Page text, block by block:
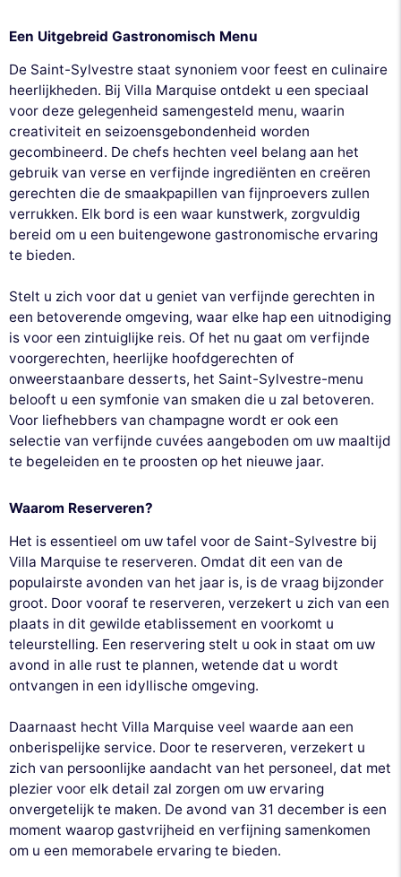
Een Uitgebreid Gastronomisch Menu
De Saint-Sylvestre staat synoniem voor feest en culinaire
heerlijkheden. Bij Villa Marquise ontdekt u een speciaal
voor deze gelegenheid samengesteld menu, waarin
creativiteit en seizoensgebondenheid worden
gecombineerd. De chefs hechten veel belang aan het
gebruik van verse en verfijnde ingrediënten en creëren
gerechten die de smaakpapillen van fijnproevers zullen
verrukken. Elk bord is een waar kunstwerk, zorgvuldig
bereid om u een buitengewone gastronomische ervaring
te bieden.
Stelt u zich voor dat u geniet van verfijnde gerechten in
een betoverende omgeving, waar elke hap een uitnodiging
is voor een zintuiglijke reis. Of het nu gaat om verfijnde
voorgerechten, heerlijke hoofdgerechten of
onweerstaanbare desserts, het Saint-Sylvestre-menu
belooft u een symfonie van smaken die u zal betoveren.
Voor liefhebbers van champagne wordt er ook een
selectie van verfijnde cuvées aangeboden om uw maaltijd
te begeleiden en te proosten op het nieuwe jaar.
Waarom Reserveren?
Het is essentieel om uw tafel voor de Saint-Sylvestre bij
Villa Marquise te reserveren. Omdat dit een van de
populairste avonden van het jaar is, is de vraag bijzonder
groot. Door vooraf te reserveren, verzekert u zich van een
plaats in dit gewilde etablissement en voorkomt u
teleurstelling. Een reservering stelt u ook in staat om uw
avond in alle rust te plannen, wetende dat u wordt
ontvangen in een idyllische omgeving.
Daarnaast hecht Villa Marquise veel waarde aan een
onberispelijke service. Door te reserveren, verzekert u
zich van persoonlijke aandacht van het personeel, dat met
plezier voor elk detail zal zorgen om uw ervaring
onvergetelijk te maken. De avond van 31 december is een
moment waarop gastvrijheid en verfijning samenkomen
om u een memorabele ervaring te bieden.